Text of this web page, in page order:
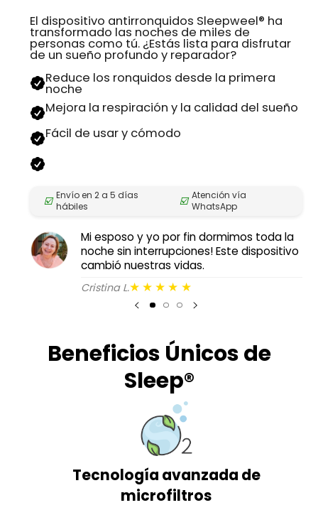
El dispositivo antirronquidos Sleepweel® ha
transformado las noches de miles de
personas como tú. ¿Estás lista para disfrutar
de un sueño profundo y reparador?
Reduce los ronquidos desde la primera
noche
Mejora la respiración y la calidad del sueño
Fácil de usar y cómodo
☑️ Envío en 2 a 5 días
hábiles
☑️ Atención vía
WhatsApp
Mi esposo y yo por fin dormimos toda la
noche sin interrupciones! Este dispositivo
cambió nuestras vidas.
Cristina L.★★★★★
Beneficios Únicos de
Sleep®
Tecnología avanzada de
microfiltros